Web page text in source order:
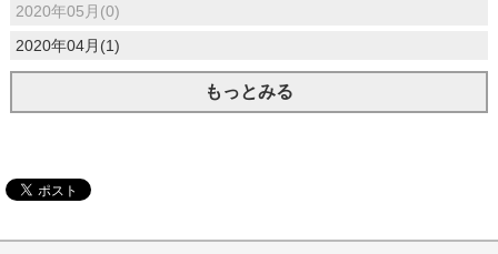
2020年05月(0)
2020年04月(1)
もっとみる